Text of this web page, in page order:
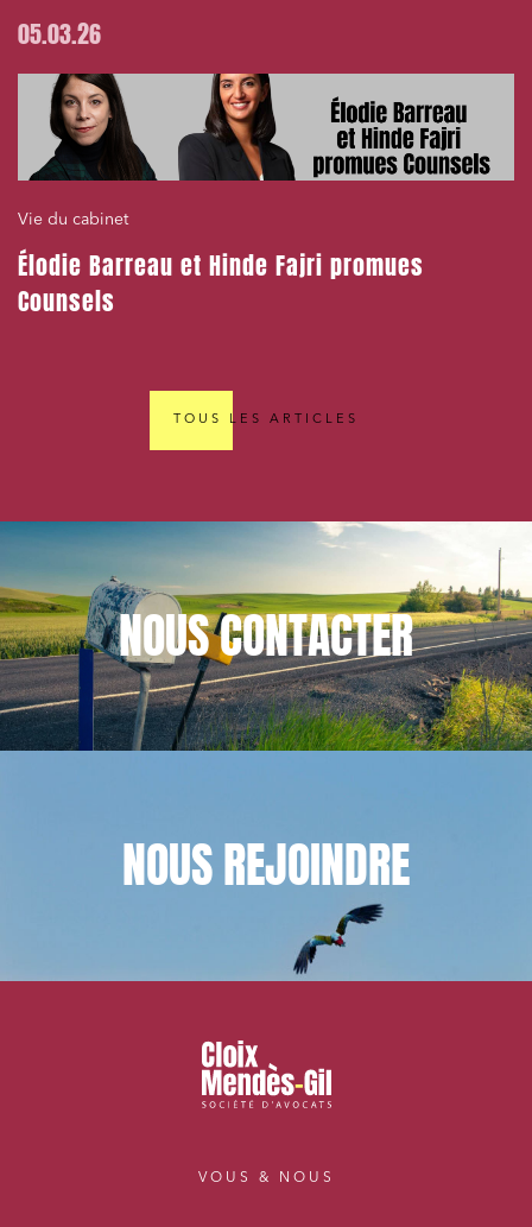
05.03.26
Vie du cabinet
Élodie Barreau et Hinde Fajri promues
Counsels
TOUS LES ARTICLES
NOUSCONTACTER
NOUSREJOINDRE
VOUS & NOUS